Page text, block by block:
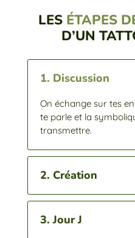
LES ÉTAPES
D’UN
1. Discussion
On échange sur tes
te parle et la
transmettre.
2. Création
3. Jour J